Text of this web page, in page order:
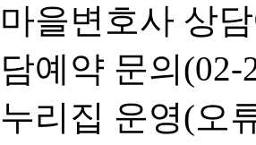
마을변호사 상
담예약 문의(02-
누리집 운영(오